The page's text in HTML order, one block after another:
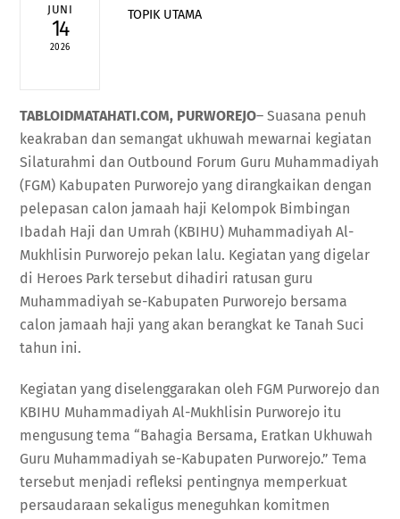
JUNI
14
2026
TOPIK UTAMA
TABLOIDMATAHATI.COM, PURWOREJO– Suasana penuh
keakraban dan semangat ukhuwah mewarnai kegiatan
Silaturahmi dan Outbound Forum Guru Muhammadiyah
(FGM) Kabupaten Purworejo yang dirangkaikan dengan
pelepasan calon jamaah haji Kelompok Bimbingan
Ibadah Haji dan Umrah (KBIHU) Muhammadiyah Al-
Mukhlisin Purworejo pekan lalu. Kegiatan yang digelar
di Heroes Park tersebut dihadiri ratusan guru
Muhammadiyah se-Kabupaten Purworejo bersama
calon jamaah haji yang akan berangkat ke Tanah Suci
tahun ini.
Kegiatan yang diselenggarakan oleh FGM Purworejo dan
KBIHU Muhammadiyah Al-Mukhlisin Purworejo itu
mengusung tema “Bahagia Bersama, Eratkan Ukhuwah
Guru Muhammadiyah se-Kabupaten Purworejo.” Tema
tersebut menjadi refleksi pentingnya memperkuat
persaudaraan sekaligus meneguhkan komitmen